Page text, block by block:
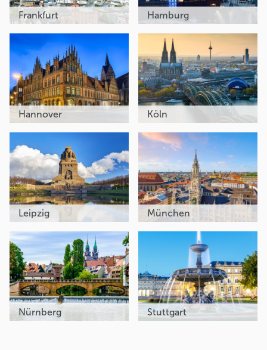
Frankfurt Hamburg
Hannover Köln
Leipzig München
Nürnberg Stuttgart